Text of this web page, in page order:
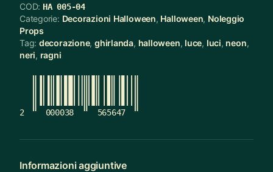
COD: HA 005-04
Categorie: Decorazioni Halloween, Halloween, Noleggio
Props
Tag: decorazione, ghirlanda, halloween, luce, luci, neon,
neri, ragni
2 000038 565647
Informazioni aggiuntive